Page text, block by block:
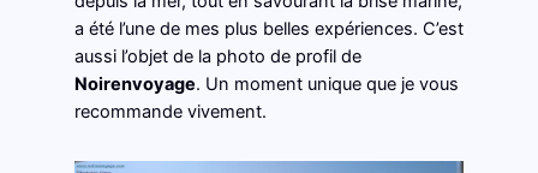
a été l’une de mes plus belles expériences. C’est
aussi l’objet de la photo de profil de
Noirenvoyage. Un moment unique que je vous
recommande vivement.